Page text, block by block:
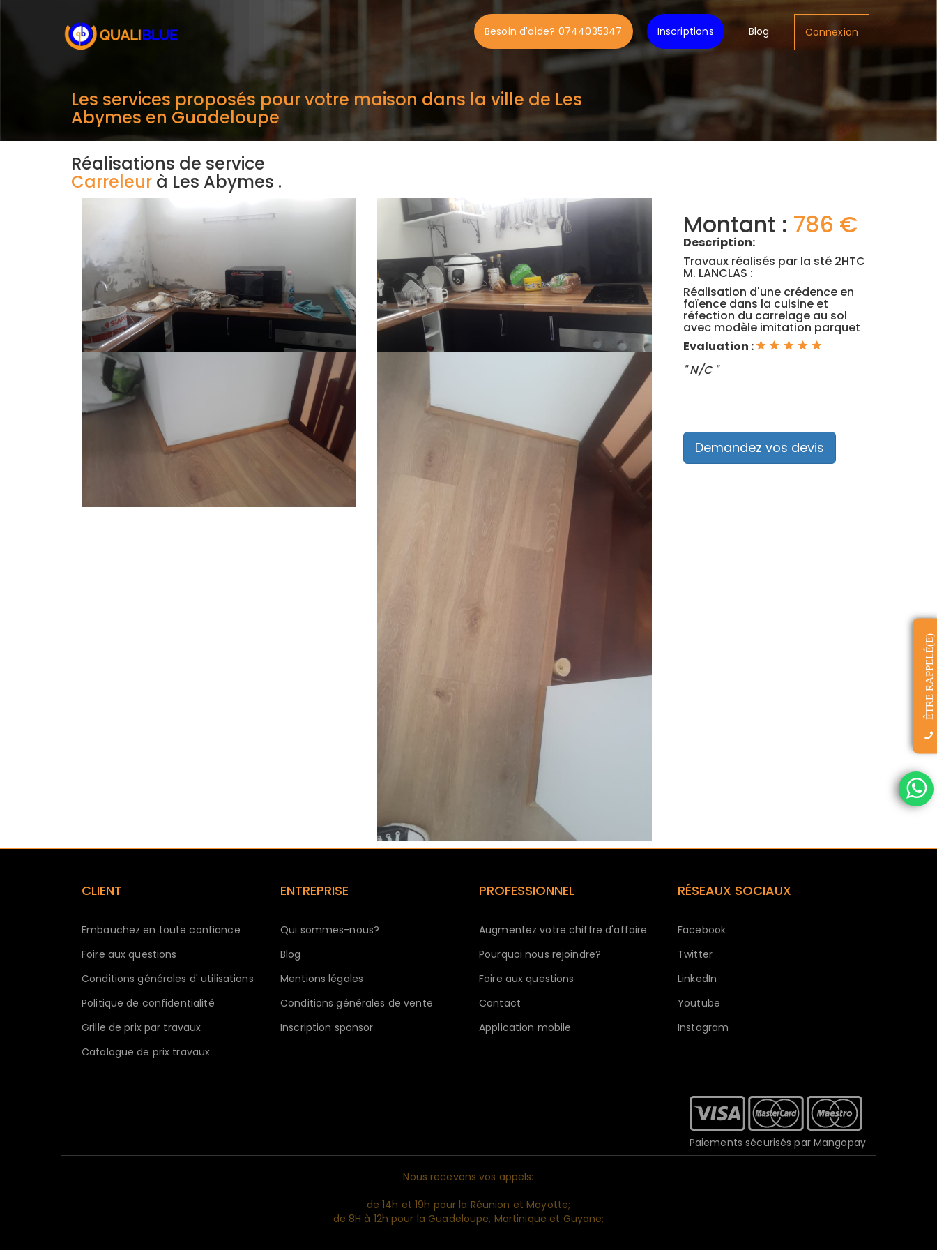
Besoin d'aide? 0744035347 Inscriptions Blog Connexion
Les services proposés pour votre maison dans la ville de Les
Abymes en Guadeloupe
Réalisations de service
Carreleur à Les Abymes .
Montant : 786 €
Description:
Travaux réalisés par la sté 2HTC
M. LANCLAS :
Réalisation d'une crédence en
faïence dans la cuisine et
réfection du carrelage au sol
avec modèle imitation parquet
Evaluation :
" N/C "
Demandez vos devis
CLIENT
Embauchez en toute confiance
Foire aux questions
Conditions générales d' utilisations
Politique de confidentialité
Grille de prix par travaux
Catalogue de prix travaux
ENTREPRISE
Qui sommes-nous?
Blog
Mentions légales
Conditions générales de vente
Inscription sponsor
PROFESSIONNEL
Augmentez votre chiffre d'affaire
Pourquoi nous rejoindre?
Foire aux questions
Contact
Application mobile
RÉSEAUX SOCIAUX
Facebook
Twitter
LinkedIn
Youtube
Instagram
Paiements sécurisés par Mangopay
Nous recevons vos appels:
de 14h et 19h pour la Réunion et Mayotte;
de 8H à 12h pour la Guadeloupe, Martinique et Guyane;
ÊTRE RAPPELÉ(E)